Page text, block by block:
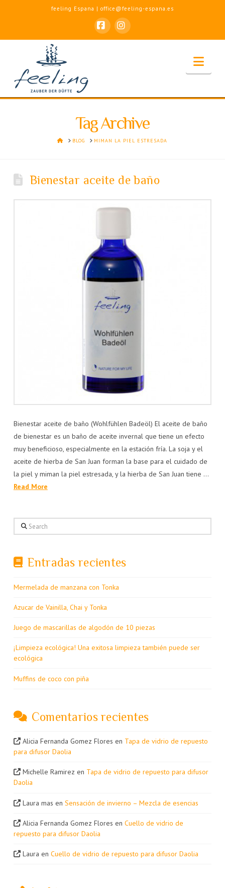
feeling Espana | office@feeling-espana.es
FacebookInstagram
Tag Archive
HOMEBLOG MIMAN LA PIEL ESTRESADA
Bienestar aceite de baño
Bienestar aceite de baño (Wohlfühlen Badeöl) El aceite de baño
de bienestar es un baño de aceite invernal que tiene un efecto
muy beneficioso, especialmente en la estación fría. La soja y el
aceite de hierba de San Juan forman la base para el cuidado de
la piel y miman la piel estresada, y la hierba de San Juan tiene …
Read More
Search
Entradas recientes
Mermelada de manzana con Tonka
Azucar de Vainilla, Chai y Tonka
Juego de mascarillas de algodón de 10 piezas
¡Limpieza ecológica! Una exitosa limpieza también puede ser
ecológica
Muffins de coco con piña
Comentarios recientes
Alicia Fernanda Gomez Flores en Tapa de vidrio de repuesto
para difusor Daolia
Michelle Ramirez en Tapa de vidrio de repuesto para difusor
Daolia
Laura mas enSensación de invierno – Mezcla de esencias
Alicia Fernanda Gomez Flores enCuello de vidrio de
repuesto para difusor Daolia
Laura enCuello de vidrio de repuesto para difusor Daolia